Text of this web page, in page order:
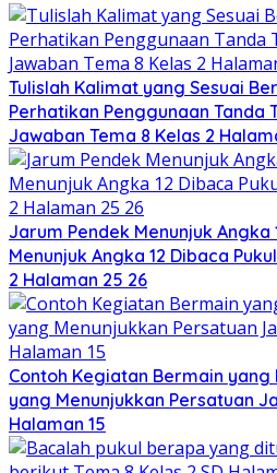
Tulislah Kalimat yang Sesuai
Perhatikan Penggunaan Tanda
Jawaban Tema 8 Kelas 2
Jarum Pendek Menunjuk Angka
Menunjuk Angka 12 Dibaca
2 Halaman 25 26
Contoh Kegiatan Bermain yang
yang Menunjukkan Persatuan
Halaman 15